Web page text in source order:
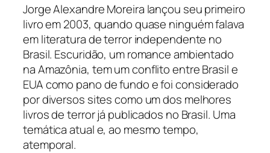
Jorge Alexandre Moreira lançou seu primeiro
livro em 2003, quando quase ninguém falava
em literatura de terror independente no
Brasil. Escuridão, um romance ambientado
na Amazônia, tem um conflito entre Brasil e
EUA como pano de fundo e foi considerado
por diversos sites como um dos melhores
livros de terror já publicados no Brasil. Uma
temática atual e, ao mesmo tempo,
atemporal.